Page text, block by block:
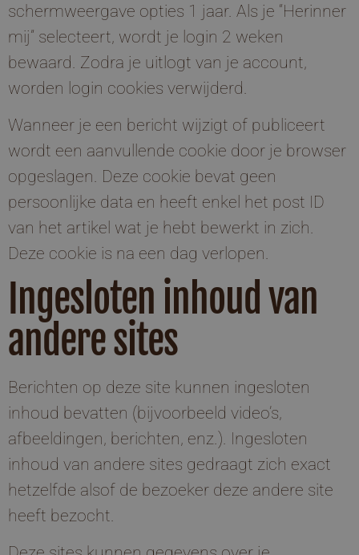
schermweergave opties 1 jaar. Als je “Herinner
mij” selecteert, wordt je login 2 weken
bewaard. Zodra je uitlogt van je account,
worden login cookies verwijderd.
Wanneer je een bericht wijzigt of publiceert
wordt een aanvullende cookie door je browser
opgeslagen. Deze cookie bevat geen
persoonlijke data en heeft enkel het post ID
van het artikel wat je hebt bewerkt in zich.
Deze cookie is na een dag verlopen.
Ingesloten inhoud van
andere sites
Berichten op deze site kunnen ingesloten
inhoud bevatten (bijvoorbeeld video’s,
afbeeldingen, berichten, enz.). Ingesloten
inhoud van andere sites gedraagt zich exact
hetzelfde alsof de bezoeker deze andere site
heeft bezocht.